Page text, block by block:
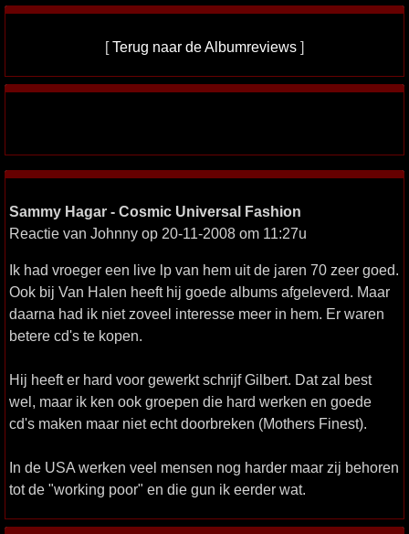
[Terug naar de Albumreviews ]
Sammy Hagar - Cosmic Universal Fashion
Reactie van Johnny op 20-11-2008 om 11:27u
Ik had vroeger een live lp van hem uit de jaren 70 zeer goed.
Ook bij Van Halen heeft hij goede albums afgeleverd. Maar
daarna had ik niet zoveel interesse meer in hem. Er waren
betere cd's te kopen.
Hij heeft er hard voor gewerkt schrijf Gilbert. Dat zal best
wel, maar ik ken ook groepen die hard werken en goede
cd's maken maar niet echt doorbreken (Mothers Finest).
In de USA werken veel mensen nog harder maar zij behoren
tot de "working poor" en die gun ik eerder wat.